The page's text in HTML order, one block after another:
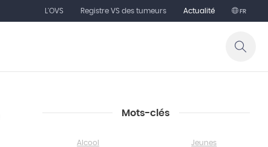
L'OVS Registre VS des tumeurs Actualité FR
Mots-clés
Alcool Jeunes